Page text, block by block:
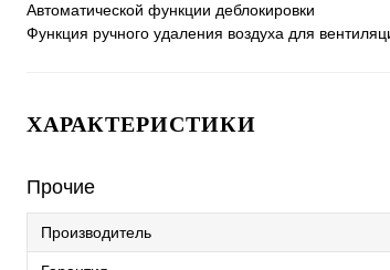
Автоматической функции деблокировки
Функция ручного удаления воздуха для
ХАРАКТЕРИСТИКИ
Прочие
Производитель